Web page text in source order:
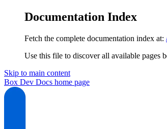
Documentation Index
Fetch the complete documentation index at:
Use this file to discover all available pages
Skip to main content
Box Dev Docs home page